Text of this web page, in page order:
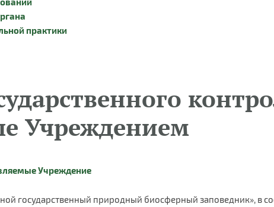
практики
Учреждением
Учреждение
государственный природный биосферный заповедник», в